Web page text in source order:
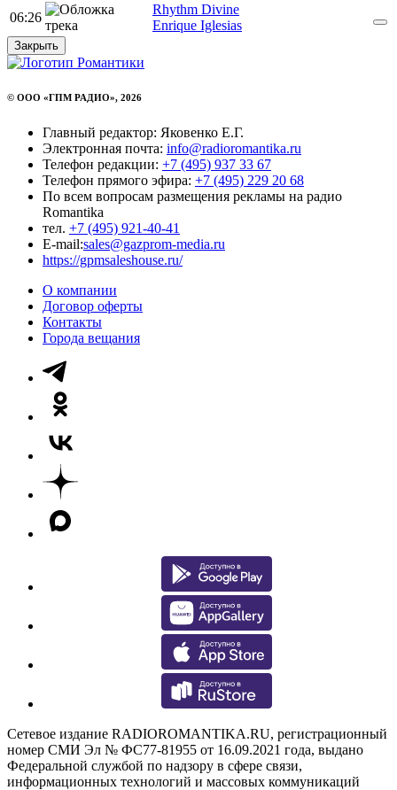
06:26
Rhythm Divine
Enrique Iglesias
Закрыть
© ООО «ГПМ РАДИО», 2026
Главный редактор: Яковенко Е.Г.
Электронная почта: info@radioromantika.ru
Телефон редакции: +7 (495) 937 33 67
Телефон прямого эфира: +7 (495) 229 20 68
По всем вопросам размещения рекламы на радио
Romantika
тел. +7 (495) 921-40-41
E-mail:sales@gazprom-media.ru
https://gpmsaleshouse.ru/
О компании
Договор оферты
Контакты
Города вещания
Сетевое издание RADIOROMANTIKA.RU, регистрационный
номер СМИ Эл № ФС77-81955 от 16.09.2021 года, выдано
Федеральной службой по надзору в сфере связи,
информационных технологий и массовых коммуникаций